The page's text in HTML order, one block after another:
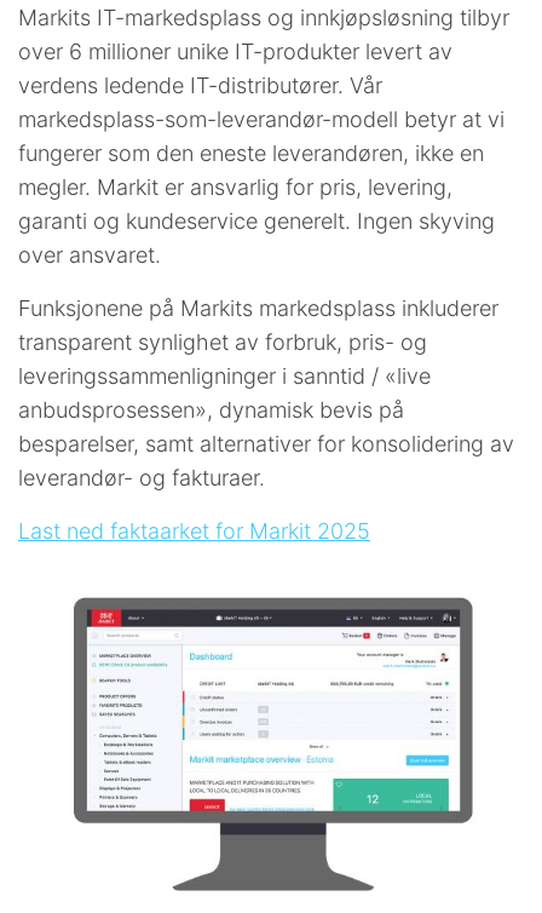
Markits IT-markedsplass og innkjøpsløsning tilbyr
over 6 millioner unike IT-produkter levert av
verdens ledende IT-distributører. Vår
markedsplass-som-leverandør-modell betyr at vi
fungerer som den eneste leverandøren, ikke en
megler. Markit er ansvarlig for pris, levering,
garanti og kundeservice generelt. Ingen skyving
over ansvaret.
Funksjonene på Markits markedsplass inkluderer
transparent synlighet av forbruk, pris- og
leveringssammenligninger i sanntid / «live
anbudsprosessen», dynamisk bevis på
besparelser, samt alternativer for konsolidering av
leverandør- og fakturaer.
Last ned faktaarket for Markit 2025